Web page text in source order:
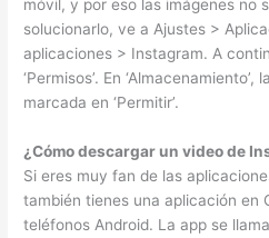
móvil, y por eso las imágenes no
solucionarlo, ve a Ajustes >
aplicaciones > Instagram. A
‘Permisos’. En
marcada en ‘Permitir’.
¿Cómo descargar un video de
Si eres muy fan de las
también tienes una aplicación en
teléfonos Android. La app se